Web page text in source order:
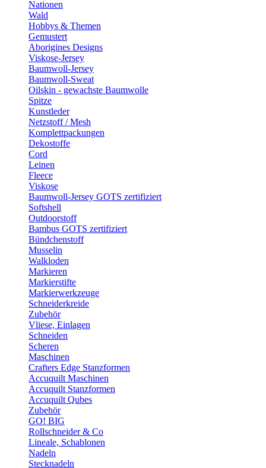
Nationen
Wald
Hobbys & Themen
Gemustert
Aborigines Designs
Viskose-Jersey
Baumwoll-Jersey
Baumwoll-Sweat
Oilskin - gewachste Baumwolle
Spitze
Kunstleder
Netzstoff / Mesh
Komplettpackungen
Dekostoffe
Cord
Leinen
Fleece
Viskose
Baumwoll-Jersey GOTS zertifiziert
Softshell
Outdoorstoff
Bambus GOTS zertifiziert
Bündchenstoff
Musselin
Walkloden
Markieren
Markierstifte
Markierwerkzeuge
Schneiderkreide
Zubehör
Vliese, Einlagen
Schneiden
Scheren
Maschinen
Crafters Edge Stanzformen
Accuquilt Maschinen
Accuquilt Stanzformen
Accuquilt Qubes
Zubehör
GO! BIG
Rollschneider & Co
Lineale, Schablonen
Nadeln
Stecknadeln